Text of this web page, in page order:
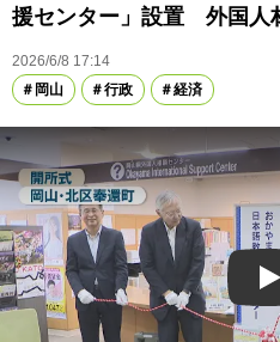
援センター」設置 外国人
2026/6/8 17:14
岡山
行政 経済